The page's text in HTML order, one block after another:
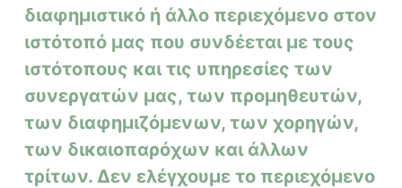
διαφημιστικό ή άλλο περιεχόμενο στον
ιστότοπό μας που συνδέεται με τους
ιστότοπους και τις υπηρεσίες των
συνεργατών μας, των προμηθευτών,
των διαφημιζόμενων, των χορηγών,
των δικαιοπαρόχων και άλλων
τρίτων. Δεν ελέγχουμε το περιεχόμενο